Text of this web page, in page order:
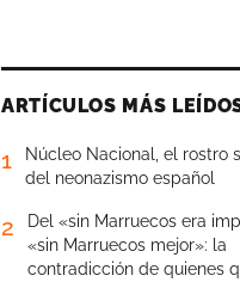
ARTÍCULOS MÁS
1
Núcleo Nacional, el rostro
del neonazismo español
2
Del «sin Marruecos era
«sin Marruecos mejor»: la
contradicción de quienes